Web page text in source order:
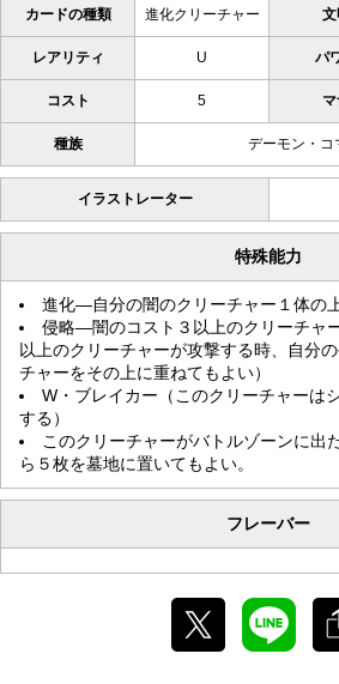
カードの種類 進化クリーチャー 文
レアリティ U パ
コスト 5
種族 デーモン・コ
イラストレーター
特殊能力
進化―自分の闇のクリーチャー１体の上
侵略―闇のコスト３以上のクリーチャ
以上のクリーチャーが攻撃する時、自分
チャーをその上に重ねてもよい）
W・ブレイカー（このクリーチャーは
する）
このクリーチャーがバトルゾーンに出
ら５枚を墓地に置いてもよい。
フレーバー